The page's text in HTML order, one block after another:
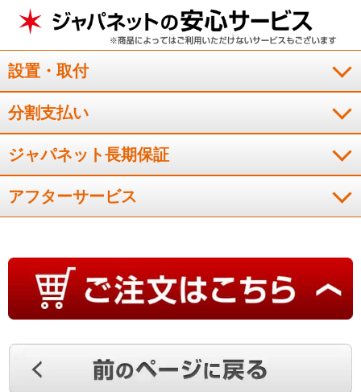
疲れた日やお風呂上がりに使うのが楽し
み！
んでいてとても満足しています。機能も充実していて、使用感
も大満足です。仕事で疲れた日やお風呂上がりに使用するのが
楽しみになりました！
（福島県60代S.S様）
小柄なのでロ－ラ－の位置を調整できて
自分へのご褒美と思い購入を決めました。小柄な私にもピンポ
イントでロ－ラ－の位置が設定できて、買ってよかったとつく
（ 宮崎県
設置・取付
分割支払い
ジャパネット長期保証
アフターサービス